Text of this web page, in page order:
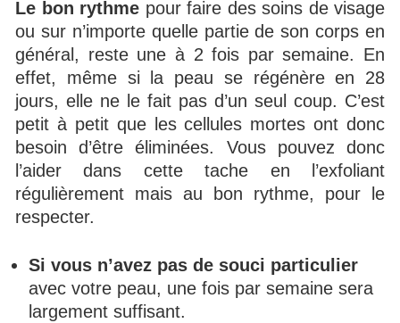
Le bon rythme pour faire des soins de visage
ou sur n’importe quelle partie de son corps en
général, reste une à 2 fois par semaine. En
effet, même si la peau se régénère en 28
jours, elle ne le fait pas d’un seul coup. C’est
petit à petit que les cellules mortes ont donc
besoin d’être éliminées. Vous pouvez donc
l’aider dans cette tache en l’exfoliant
régulièrement mais au bon rythme, pour le
respecter.
Si vous n’avez pas de souci particulier
avec votre peau, une fois par semaine sera
largement suffisant.